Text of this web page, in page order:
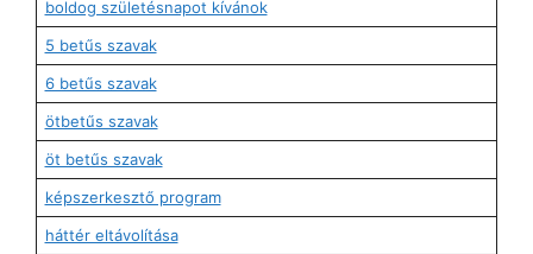
boldog születésnapot kívánok
5 betűs szavak
6 betűs szavak
ötbetűs szavak
öt betűs szavak
képszerkesztő program
háttér eltávolítása